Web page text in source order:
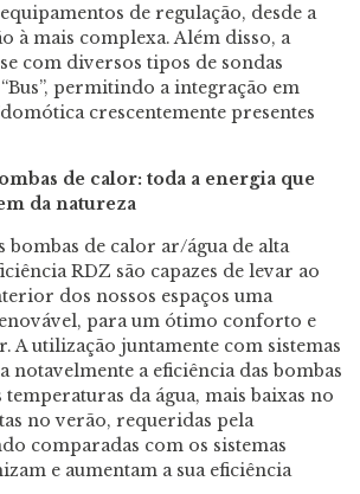
de regulação, desde a
à mais complexa. Além disso, a
com diversos tipos de sondas
permitindo a integração em
crescentemente presentes
de calor: toda a energia que
da natureza
bombas de calor ar/água de alta
RDZ são capazes de levar ao
dos nossos espaços uma
para um ótimo conforto e
A utilização juntamente com sistemas
notavelmente a eficiência das bombas
temperaturas da água, mais baixas no
no verão, requeridas pela
comparadas com os sistemas
e aumentam a sua eficiência